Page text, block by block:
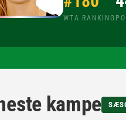
WTA RANKING
kampe